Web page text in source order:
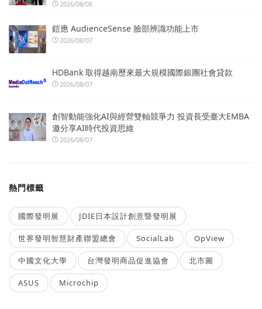
2026/08/08
鎧應 AudienceSense 臉部辨識功能上市
2026/08/07
HDBank 取得越南歷來最大規模國際銀團社會貸款
2026/08/07
創智動能強化AI與經營雙軸競爭力 投資長受臺大EMBA
邀分享AI時代投資思維
2026/08/07
熱門標籤
國際發明展 JDIE日本設計創意暨發明展
世界發明智慧財產聯盟總會 SocialLab OpView
中國文化大學 台灣發明商品促進協會 北市圖
ASUS Microchip